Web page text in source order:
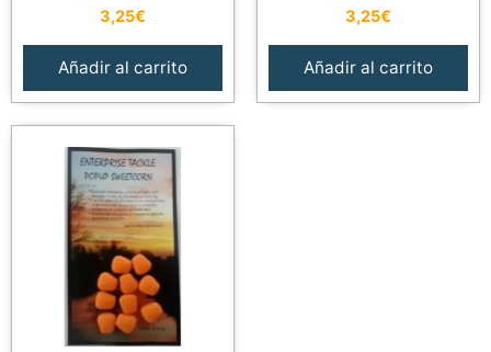
3,25€
Añadir al carrito
3,25€
Añadir al carrito